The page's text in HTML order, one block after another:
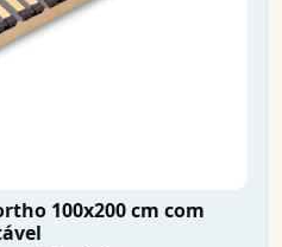
100x200 cm com